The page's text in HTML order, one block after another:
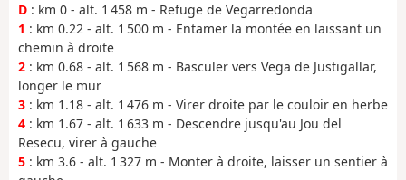
D : km 0 - alt. 1 458 m - Refuge de Vegarredonda
1 : km 0.22 - alt. 1 500 m - Entamer la montée en laissant un
chemin à droite
2 : km 0.68 - alt. 1 568 m - Basculer vers Vega de Justigallar,
longer le mur
3 : km 1.18 - alt. 1 476 m - Virer droite par le couloir en herbe
4 : km 1.67 - alt. 1 633 m - Descendre jusqu'au Jou del
Resecu, virer à gauche
5 : km 3.6 - alt. 1 327 m - Monter à droite, laisser un sentier à